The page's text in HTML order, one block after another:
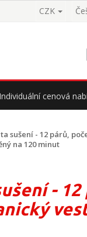
CZK
Individuální cenová
sušení - 12 párů,
na 120 minut
- 12